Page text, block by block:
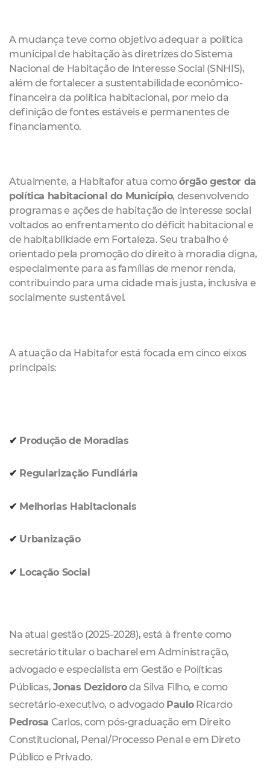
A mudança teve como objetivo adequar a política
municipal de habitação às diretrizes do Sistema
Nacional de Habitação de Interesse Social (SNHIS),
além de fortalecer a sustentabilidade econômico-
financeira da política habitacional, por meio da
definição de fontes estáveis e permanentes de
financiamento.
Atualmente, a Habitafor atua comoórgão gestor da
política habitacional do Município, desenvolvendo
programas e ações de habitação de interesse social
voltados ao enfrentamento do déficit habitacional e
de habitabilidade em Fortaleza. Seu trabalho é
orientado pela promoção do direito à moradia digna,
especialmente para as famílias de menor renda,
contribuindo para uma cidade mais justa, inclusiva e
socialmente sustentável.
A atuação da Habitafor está focada em cinco eixos
principais:
✔︎ Produção de Moradias
✔︎ Regularização Fundiária
✔︎ Melhorias Habitacionais
✔︎ Urbanização
✔︎ Locação Social
Na atual gestão (2025-2028), está à frente como
secretário titular o bacharel em Administração,
advogado e especialista em Gestão e Políticas
Públicas, Jonas Dezidoroda Silva Filho, e como
secretário-executivo, o advogado PauloRicardo
Pedrosa Carlos, com pós-graduação em Direito
Constitucional, Penal/Processo Penal e em Direto
Público e Privado.